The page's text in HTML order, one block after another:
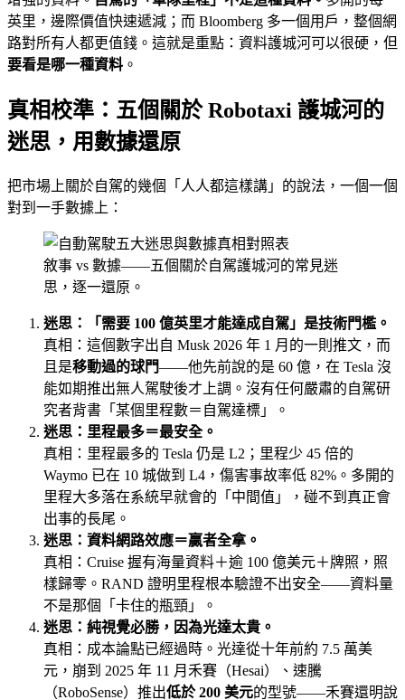
英里，邊際價值快速遞減；而 Bloomberg 多一個用戶，整個網
路對所有人都更值錢。這就是重點：資料護城河可以很硬，但
要看是哪一種資料 。
真相校準：五個關於 Robotaxi 護城河的
迷思，用數據還原
把市場上關於自駕的幾個「人人都這樣講」的說法，一個一個
對到一手數據上：
敘事 vs 數據——五個關於自駕護城河的常見迷
思，逐一還原。
迷思：「需要 100 億英里才能達成自駕」是技術門檻。
真相：這個數字出自 Musk 2026 年 1 月的一則推文，而
且是移動過的球門——他先前說的是 60 億，在 Tesla 沒
能如期推出無人駕駛後才上調。沒有任何嚴肅的自駕研
究者背書「某個里程數＝自駕達標」。
迷思：里程最多＝最安全。
真相：里程最多的 Tesla 仍是 L2；里程少 45 倍的
Waymo 已在 10 城做到 L4，傷害事故率低 82%。多開的
里程大多落在系統早就會的「中間值」，碰不到真正會
出事的長尾。
迷思：資料網路效應＝贏者全拿。
真相：Cruise 握有海量資料＋逾 100 億美元＋牌照，照
樣歸零。RAND 證明里程根本驗證不出安全——資料量
不是那個「卡住的瓶頸」。
迷思：純視覺必勝，因為光達太貴。
真相：成本論點已經過時。光達從十年前約 7.5 萬美
元，崩到 2025 年 11 月禾賽（Hesai）、速騰
（RoboSense）推出低於 200 美元的型號——禾賽還明說